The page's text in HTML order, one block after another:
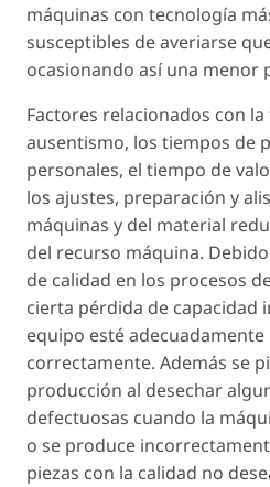
máquinas con tecnología
susceptibles de averiarse
ocasionando así una menor
Factores relacionados con
ausentismo, los tiempos de
personales, el tiempo de
los ajustes, preparación y
máquinas y del material
del recurso máquina.
de calidad en los procesos
cierta pérdida de capacidad
equipo esté
correctamente. Además se
producción al desechar
defectuosas cuando la
o se produce
piezas con la calidad no